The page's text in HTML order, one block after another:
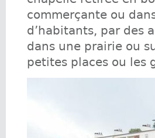
commerçante ou
d’habitants, par des
dans une prairie ou
petites places ou les